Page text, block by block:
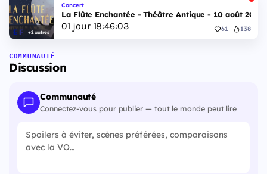
+2 autres
Concert
La Flûte Enchantée - Théâtre Antique - 10 août 2026
01 jour 18:46:02 61 138
COMMUNAUTÉ
Discussion
Communauté
Connectez-vous pour publier — tout le monde peut lire